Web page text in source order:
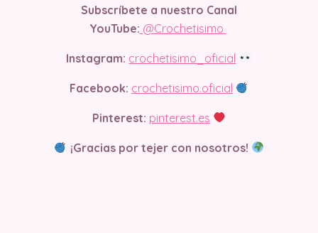
Subscríbete a nuestro Canal
YouTube: @Crochetisimo
Instagram: crochetisimo_oficial
Facebook: crochetisimo.oficial
Pinterest: pinterest.es
¡Gracias por tejer con nosotros!